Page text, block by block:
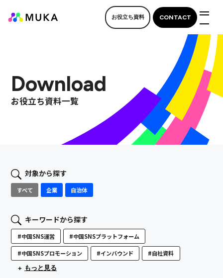
お役立ち資料 CONTACT
Download
お役立ち資料一覧
対象から探す
すべて 企業 自治体
キーワードから探す
#中国SNS運営 #中国SNSプラットフォーム
#中国SNSプロモーション #インバウンド #自社資料
もっと見る